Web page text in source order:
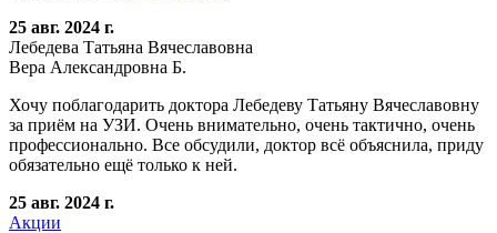
25 авг. 2024 г.
Лебедева Татьяна Вячеславовна
Вера Александровна Б.
Хочу поблагодарить доктора Лебедеву Татьяну Вячеславовну
за приём на УЗИ. Очень внимательно, очень тактично, очень
профессионально. Все обсудили, доктор всё объяснила, приду
обязательно ещё только к ней.
25 авг. 2024 г.
Акции